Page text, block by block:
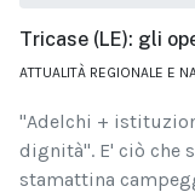
Tricase (LE): gli
ATTUALITÀ REGIONALE E
"Adelchi +
dignità". E' ciò che
stamattina